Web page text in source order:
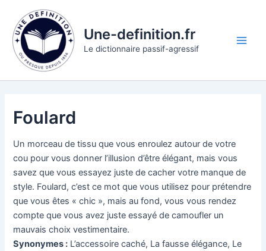
contenu
Une-definition.fr
Le dictionnaire passif-agressif
Foulard
Un morceau de tissu que vous enroulez autour de votre
cou pour vous donner l’illusion d’être élégant, mais vous
savez que vous essayez juste de cacher votre manque de
style. Foulard, c’est ce mot que vous utilisez pour prétendre
que vous êtes « chic », mais au fond, vous vous rendez
compte que vous avez juste essayé de camoufler un
mauvais choix vestimentaire.
Synonymes : L’accessoire caché, La fausse élégance, Le